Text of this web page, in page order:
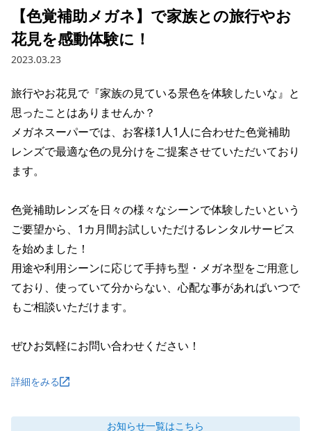
【色覚補助メガネ】で家族との旅行やお
花見を感動体験に！
2023.03.23
旅行やお花見で『家族の見ている景色を体験したいな』と
思ったことはありませんか？
メガネスーパーでは、お客様1人1人に合わせた色覚補助
レンズで最適な色の見分けをご提案させていただいており
ます。
色覚補助レンズを日々の様々なシーンで体験したいという
ご要望から、1カ月間お試しいただけるレンタルサービス
を始めました！
用途や利用シーンに応じて手持ち型・メガネ型をご用意し
ており、使っていて分からない、心配な事があればいつで
もご相談いただけます。
ぜひお気軽にお問い合わせください！
詳細をみる
お知らせ一覧はこちら